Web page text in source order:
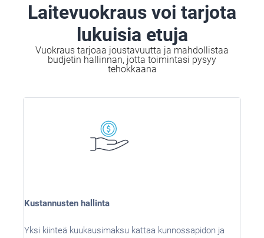
Laitevuokraus voi tarjota
lukuisia etuja
Vuokraus tarjoaa joustavuutta ja mahdollistaa
budjetin hallinnan, jotta toimintasi pysyy
tehokkaana
Kustannusten hallinta
Yksi kiinteä kuukausimaksu kattaa kunnossapidon ja